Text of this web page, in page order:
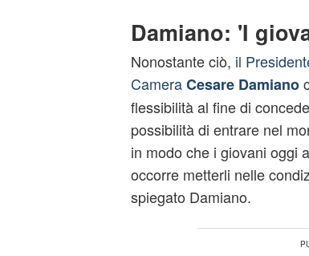
Damiano: 'I
Nonostante ciò, il
CameraCesare Damiano
flessibilità al fine di
possibilità di entrare nel
in modo che i giovani oggi
occorre metterli nelle
spiegato Damiano.